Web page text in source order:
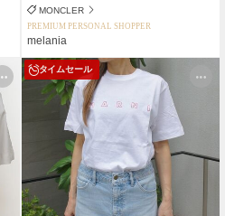
MONCLER
PREMIUM PERSONAL SHOPPER
melania
タイムセール